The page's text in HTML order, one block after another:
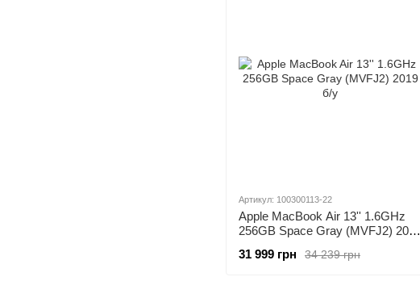
Артикул: 100300113-22
Apple MacBook Air 13'' 1.6GHz
256GB Space Gray (MVFJ2) 2019
34 239 грн
31 999 грн